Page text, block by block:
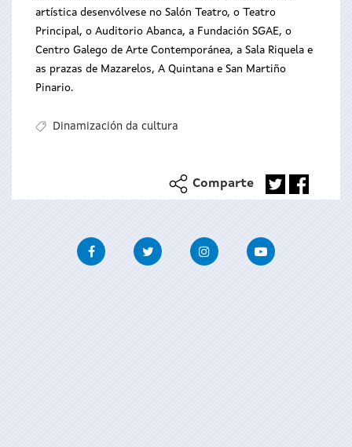
artística desenvólvese no Salón Teatro, o Teatro
Principal, o Auditorio Abanca, a Fundación SGAE, o
Centro Galego de Arte Contemporánea, a Sala Riquela e
as prazas de Mazarelos, A Quintana e San Martiño
Pinario.
Dinamización da cultura
Comparte
FacebookTwitter InstagramYoutube